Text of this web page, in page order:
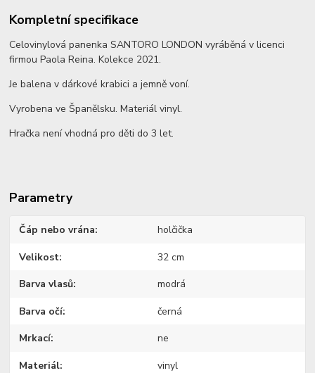
Kompletní specifikace
Celovinylová panenka SANTORO LONDON vyráběná v licenci
firmou Paola Reina. Kolekce 2021.
Je balena v dárkové krabici a jemně voní.
Vyrobena ve Španělsku. Materiál vinyl.
Hračka není vhodná pro děti do 3 let.
Parametry
Čáp nebo vrána holčička
Velikost 32 cm
Barva vlasů modrá
Barva očí černá
Mrkací ne
Materiál vinyl